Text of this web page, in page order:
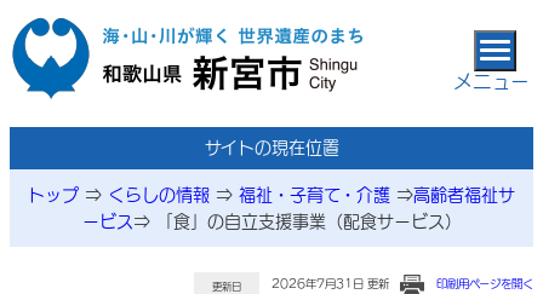
本文へ移動
メニュー
サイトの現在位置
トップ ⇒ くらしの情報 ⇒ 福祉・子育て・介護 ⇒高齢者福祉サ
ービス ⇒ 「食」の自立支援事業（配食サービス）
更新日 2026年7月31日 更新 印刷用ページを開く